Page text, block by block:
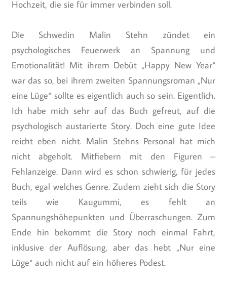
Hochzeit, die sie für immer verbinden soll.
Die Schwedin Malin Stehn zündet ein
psychologisches Feuerwerk an Spannung und
Emotionalität! Mit ihrem Debüt „Happy New Year“
war das so, bei ihrem zweiten Spannungsroman „Nur
eine Lüge“ sollte es eigentlich auch so sein. Eigentlich.
Ich habe mich sehr auf das Buch gefreut, auf die
psychologisch austarierte Story. Doch eine gute Idee
reicht eben nicht. Malin Stehns Personal hat mich
nicht abgeholt. Mitfiebern mit den Figuren –
Fehlanzeige. Dann wird es schon schwierig, für jedes
Buch, egal welches Genre. Zudem zieht sich die Story
teils wie Kaugummi, es fehlt an
Spannungshöhepunkten und Überraschungen. Zum
Ende hin bekommt die Story noch einmal Fahrt,
inklusive der Auflösung, aber das hebt „Nur eine
Lüge“ auch nicht auf ein höheres Podest.